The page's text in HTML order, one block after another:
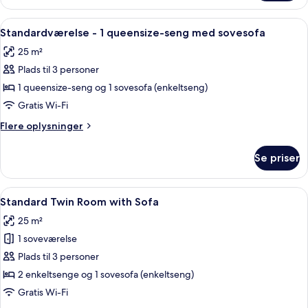
terrasse
værelse
1
seng
Indlæs
alle
billeder
af
Standardværelse
-
1
queensize-
med
sovesofa
Et hotelværelse med en seng, en
15
Standardværelse - 1 queensize-seng med sovesofa
25 m²
Plads til 3 personer
1 queensize-seng og 1 sovesofa (enkeltseng)
Gratis Wi-Fi
Flere oplysninger
Flere
-
queensize-
med
sovesofa
Se priser
Indlæs
alle
billeder
af
Standard
Twin
Room
Et hotelværelse med en seng, en
10
Standard Twin Room with Sofa
25 m²
1 soveværelse
Plads til 3 personer
2 enkeltsenge og 1 sovesofa (enkeltseng)
Gratis Wi-Fi